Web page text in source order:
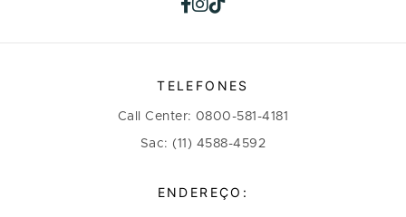
TELEFONES
Call Center: 0800-581-4181
Sac: (11) 4588-4592
ENDEREÇO: